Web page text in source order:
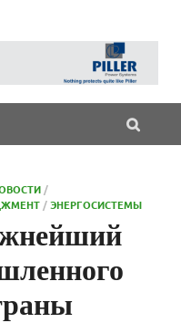
/
/ЭНЕРГОСИСТЕМЫ